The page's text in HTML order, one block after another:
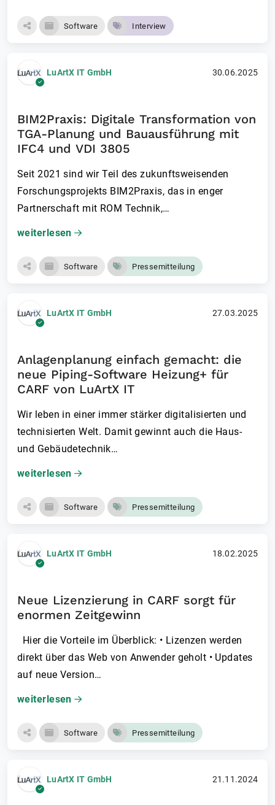
Software Interview
LuArtX IT GmbH 30.06.2025
BIM2Praxis: Digitale Transformation von
TGA-Planung und Bauausführung mit
IFC4 und VDI 3805
Seit 2021 sind wir Teil des zukunftsweisenden
Forschungsprojekts BIM2Praxis, das in enger
Partnerschaft mit ROM Technik,…
weiterlesen
Software Pressemitteilung
LuArtX IT GmbH 27.03.2025
Anlagenplanung einfach gemacht: die
neue Piping-Software Heizung+ für
CARF von LuArtX IT
Wir leben in einer immer stärker digitalisierten und
technisierten Welt. Damit gewinnt auch die Haus-
und Gebäudetechnik…
weiterlesen
Software Pressemitteilung
LuArtX IT GmbH 18.02.2025
Neue Lizenzierung in CARF sorgt für
enormen Zeitgewinn
direkt über das Web von Anwender geholt • Updates
auf neue Version…
weiterlesen
Software Pressemitteilung
LuArtX IT GmbH 21.11.2024